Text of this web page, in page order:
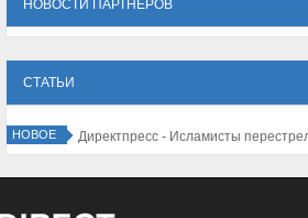
НОВОСТИ ПАРТНЕРОВ
СТАТЬИ
НОВОЕ Директпресс -